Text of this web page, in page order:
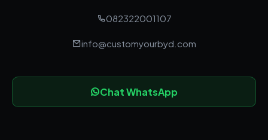
082322001107
info@customyourbyd.com
Chat WhatsApp